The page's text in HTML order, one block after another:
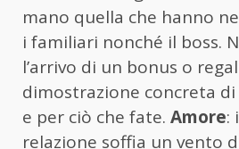
mano quella che hanno
i familiari nonché il boss.
l’arrivo di un bonus o
dimostrazione concreta
e per ciò che fate. Amore:
relazione soffia un vento